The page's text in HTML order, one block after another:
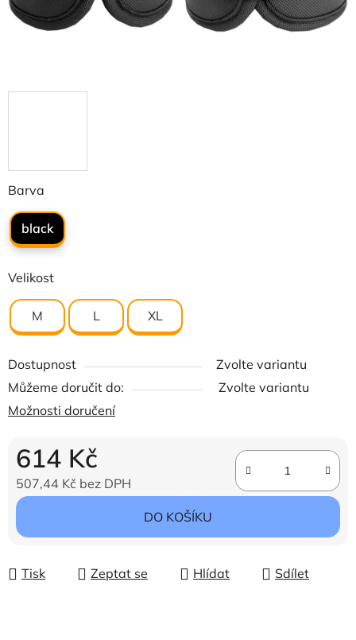
Barva
black
Velikost
M L XL
Dostupnost
Zvolte variantu
Můžeme doručit do:
Zvolte variantu
Možnosti doručení
614 Kč
507,44 Kč bez DPH
Měrná cena:
DO KOŠÍKU
Tisk Zeptat se Hlídat Sdílet